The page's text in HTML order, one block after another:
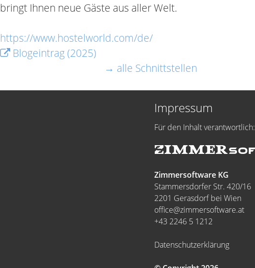
bringt Ihnen neue Gäste aus aller Welt.
https://www.hostelworld.com/de/
Blogeintrag (2025)
→ alle Schnittstellen
Impressum
Für den Inhalt verantwortlich:
Zimmersoftware KG
Stammersdorfer Str. 420/16
2201 Gerasdorf bei Wien
office@zimmersoftware.at
+43 2246 5 1212
Datenschutzerklärung